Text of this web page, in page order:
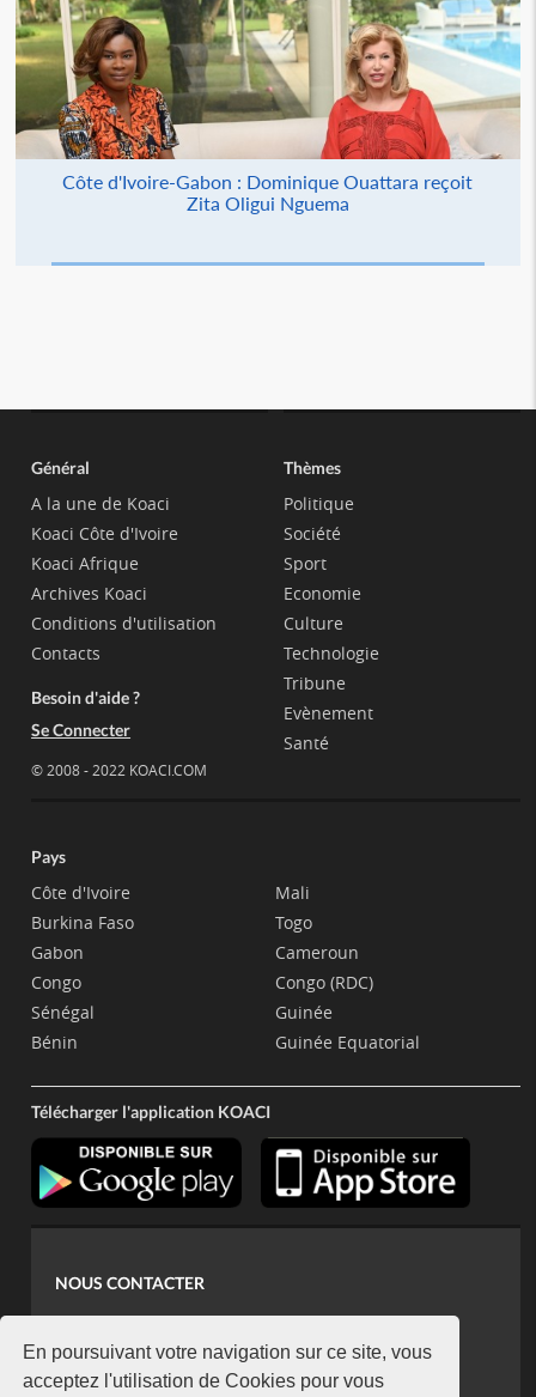
En poursuivant votre navigation sur ce site, vous
acceptez l'utilisation de Cookies pour vous
Côte d'Ivoire-Gabon : Dominique Ouattara reçoit
Zita Oligui Nguema
Général
A la une de Koaci
Koaci Côte d'Ivoire
Koaci Afrique
Archives Koaci
Conditions d'utilisation
Contacts
Besoin d'aide ?
Se Connecter
© 2008 - 2022 KOACI.COM
Thèmes
Politique
Société
Sport
Economie
Culture
Technologie
Tribune
Evènement
Santé
Pays
Côte d'Ivoire
Burkina Faso
Gabon
Congo
Sénégal
Bénin
Mali
Togo
Cameroun
Congo (RDC)
Guinée
Guinée Equatorial
Télécharger l'application KOACI
NOUS CONTACTER
koaci@yahoo.fr
+225 07 08 85 52 93